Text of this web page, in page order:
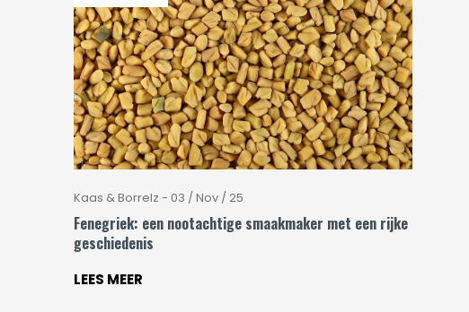
Kaas & Borrelz - 03 / Nov / 25
Fenegriek: een nootachtige smaakmaker met een rijke
geschiedenis
LEES MEER